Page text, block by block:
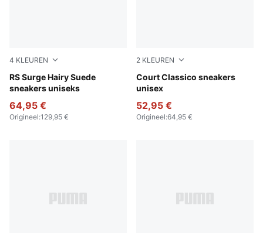
4 KLEUREN
RS Surge Hairy Suede
sneakers uniseks
Pebble Gray-Loden Green
64,95 €
Origineel:129,95 €
2 KLEUREN
Court Classico sneakers
unisex
PUMA White-PUMA White-
52,95 €
Origineel:64,95 €